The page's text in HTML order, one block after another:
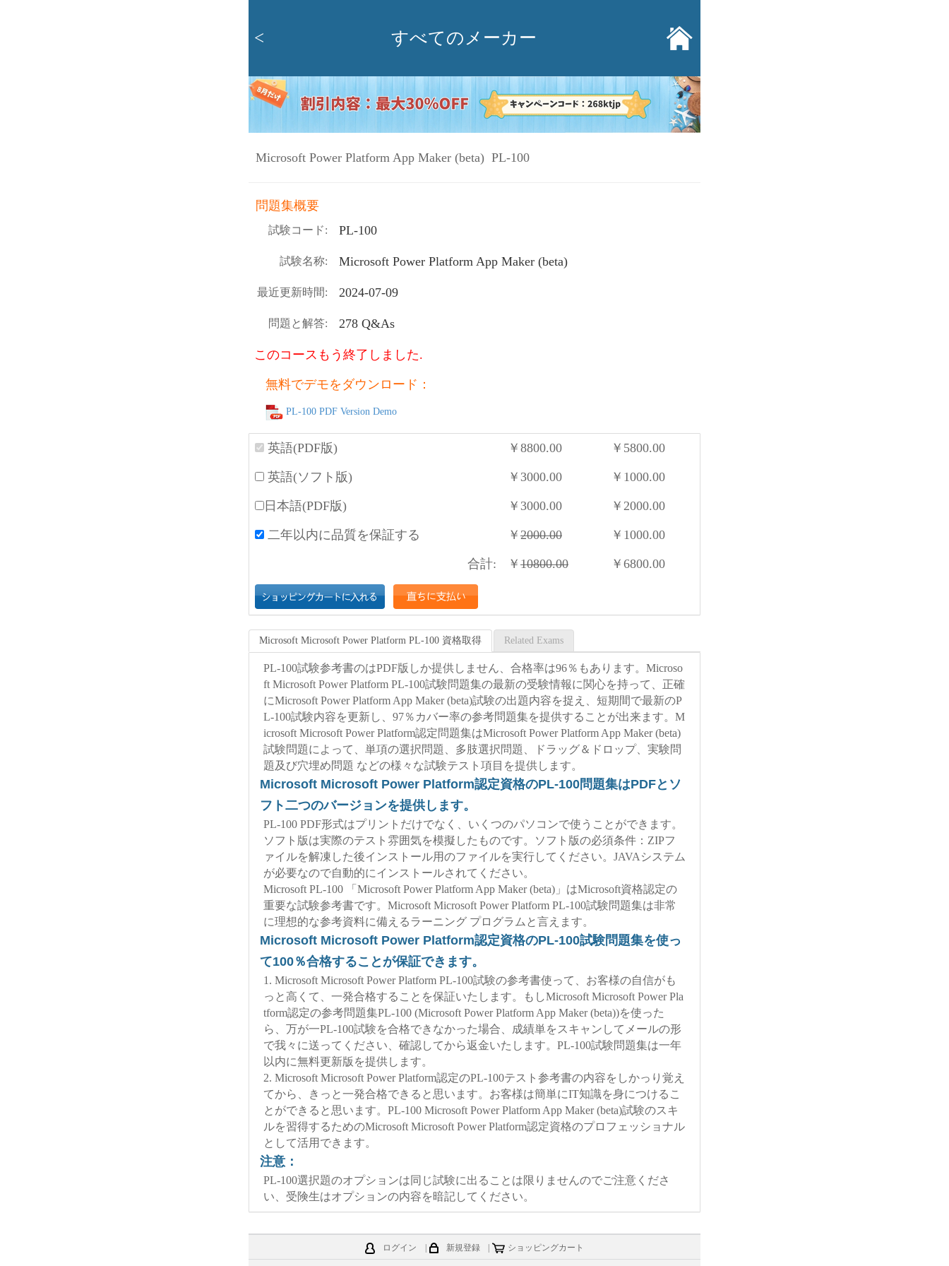
< すべてのメーカー
Microsoft Power Platform App Maker (beta) PL-100
問題集概要
試験コード: PL-100
試験名称: Microsoft Power Platform App Maker (beta)
最近更新時間: 2024-07-09
問題と解答: 278 Q&As
このコースもう終了しました.
無料でデモをダウンロード：
PL-100 PDF Version Demo
英語(PDF版) ￥ 8800.00 ￥ 5800.00
英語(ソフト版) ￥ 3000.00 ￥ 1000.00
日本語(PDF版) ￥ 3000.00 ￥ 2000.00
二年以内に品質を保証する ￥ 2000.00 ￥ 1000.00
合計: ￥ 10800.00 ￥ 6800.00
Microsoft Microsoft Power Platform PL-100 資格取得 Related Exams
PL-100試験参考書のはPDF版しか提供しません、合格率は96％もあります。Microso
ft Microsoft Power Platform PL-100試験問題集の最新の受験情報に関心を持って、正確
にMicrosoft Power Platform App Maker (beta)試験の出題内容を捉え、短期間で最新のP
L-100試験内容を更新し、97％カバー率の参考問題集を提供することが出来ます。M
icrosoft Microsoft Power Platform認定問題集はMicrosoft Power Platform App Maker (beta)
試験問題によって、単項の選択問題、多肢選択問題、ドラッグ＆ドロップ、実験問
題及び穴埋め問題 などの様々な試験テスト項目を提供します。
Microsoft Microsoft Power Platform認定資格のPL-100問題集はPDFとソ
フト二つのバージョンを提供します。
PL-100 PDF形式はプリントだけでなく、いくつのパソコンで使うことができます。
ソフト版は実際のテスト雰囲気を模擬したものです。ソフト版の必須条件：ZIPフ
ァイルを解凍した後インストール用のファイルを実行してください。JAVAシステム
が必要なので自動的にインストールされてください。
Microsoft PL-100 「Microsoft Power Platform App Maker (beta)」はMicrosoft資格認定の
重要な試験参考書です。Microsoft Microsoft Power Platform PL-100試験問題集は非常
に理想的な参考資料に備えるラーニング プログラムと言えます。
Microsoft Microsoft Power Platform認定資格のPL-100試験問題集を使っ
て100％合格することが保証できます。
1. Microsoft Microsoft Power Platform PL-100試験の参考書使って、お客様の自信がも
っと高くて、一発合格することを保証いたします。もしMicrosoft Microsoft Power Pla
tform認定の参考問題集PL-100 (Microsoft Power Platform App Maker (beta))を使った
ら、万が一PL-100試験を合格できなかった場合、成績単をスキャンしてメールの形
で我々に送ってください、確認してから返金いたします。PL-100試験問題集は一年
以内に無料更新版を提供します。
2. Microsoft Microsoft Power Platform認定のPL-100テスト参考書の内容をしかっり覚え
てから、きっと一発合格できると思います。お客様は簡単にIT知識を身につけるこ
とができると思います。PL-100 Microsoft Power Platform App Maker (beta)試験のスキ
ルを習得するためのMicrosoft Microsoft Power Platform認定資格のプロフェッショナル
として活用できます。
注意：
PL-100選択題のオプションは同じ試験に出ることは限りませんのでご注意くださ
い、受険生はオプションの内容を暗記してください。
ログイン 新規登録 ショッピングカート